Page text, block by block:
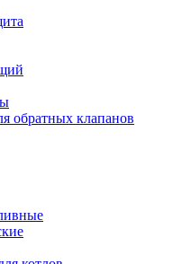
обратных клапанов